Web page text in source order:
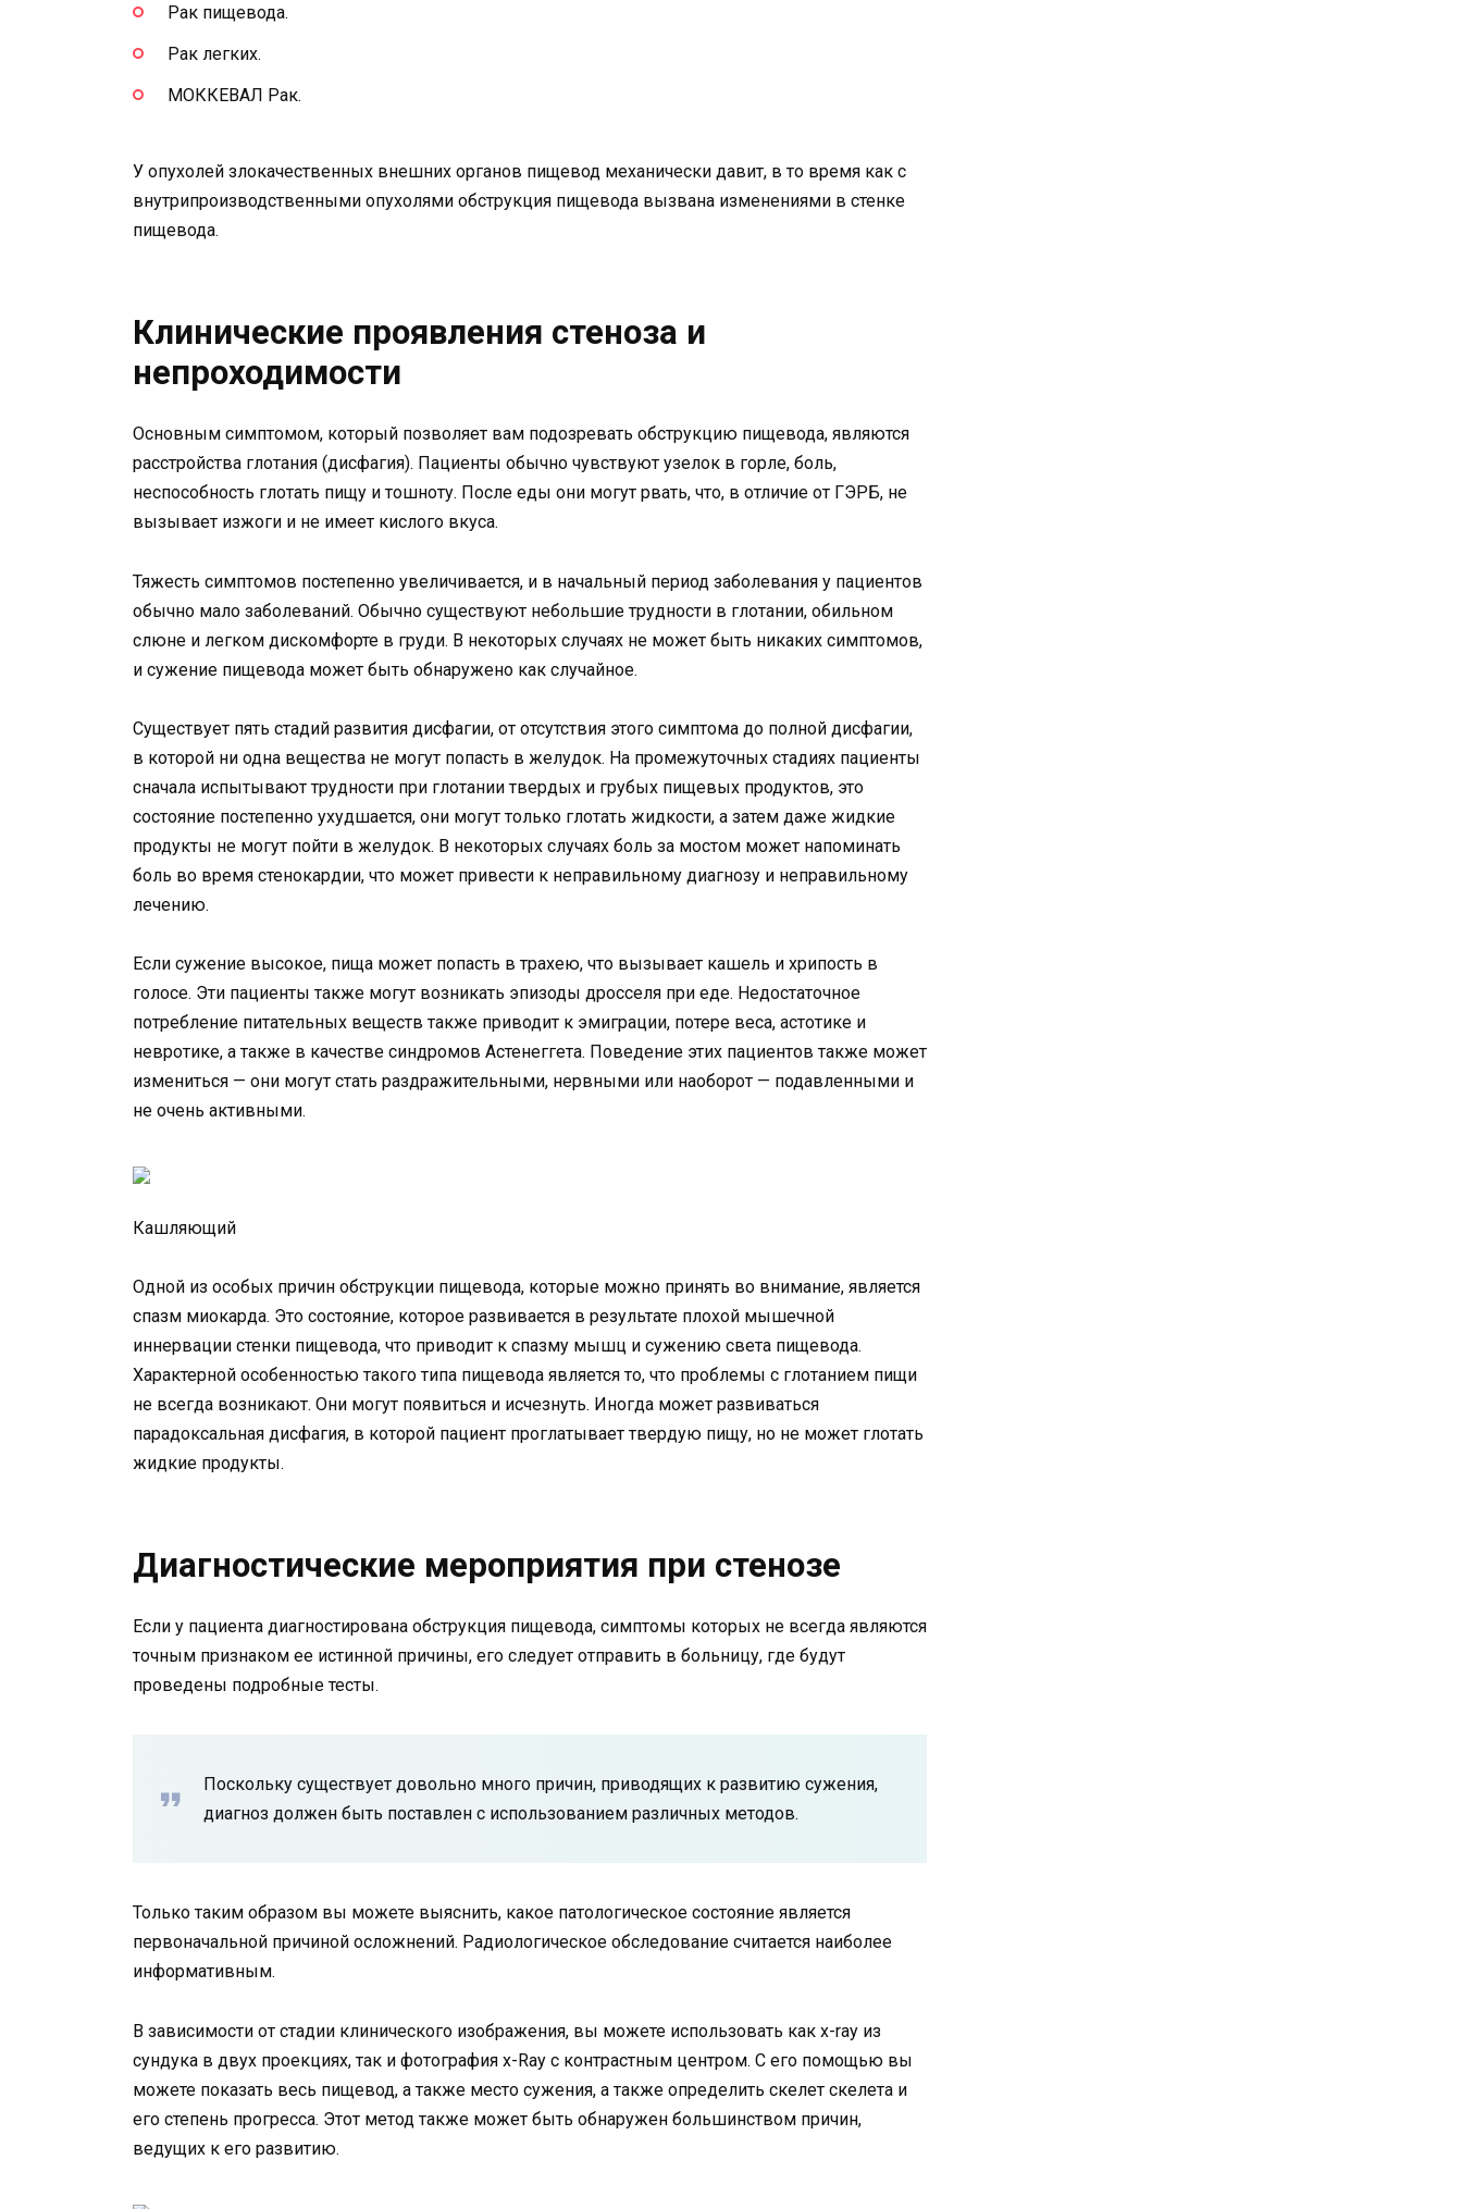
Рак пищевода.
Рак легких.
МОККЕВАЛ Рак.
У опухолей злокачественных внешних органов пищевод механически давит, в то время как с
внутрипроизводственными опухолями обструкция пищевода вызвана изменениями в стенке
пищевода.
Клинические проявления стеноза и
непроходимости
Основным симптомом, который позволяет вам подозревать обструкцию пищевода, являются
расстройства глотания (дисфагия). Пациенты обычно чувствуют узелок в горле, боль,
неспособность глотать пищу и тошноту. После еды они могут рвать, что, в отличие от ГЭРБ, не
вызывает изжоги и не имеет кислого вкуса.
Тяжесть симптомов постепенно увеличивается, и в начальный период заболевания у пациентов
обычно мало заболеваний. Обычно существуют небольшие трудности в глотании, обильном
слюне и легком дискомфорте в груди. В некоторых случаях не может быть никаких симптомов,
и сужение пищевода может быть обнаружено как случайное.
Существует пять стадий развития дисфагии, от отсутствия этого симптома до полной дисфагии,
в которой ни одна вещества не могут попасть в желудок. На промежуточных стадиях пациенты
сначала испытывают трудности при глотании твердых и грубых пищевых продуктов, это
состояние постепенно ухудшается, они могут только глотать жидкости, а затем даже жидкие
продукты не могут пойти в желудок. В некоторых случаях боль за мостом может напоминать
боль во время стенокардии, что может привести к неправильному диагнозу и неправильному
лечению.
Если сужение высокое, пища может попасть в трахею, что вызывает кашель и хрипость в
голосе. Эти пациенты также могут возникать эпизоды дросселя при еде. Недостаточное
потребление питательных веществ также приводит к эмиграции, потере веса, астотике и
невротике, а также в качестве синдромов Астенеггета. Поведение этих пациентов также может
измениться — они могут стать раздражительными, нервными или наоборот — подавленными и
не очень активными.
Кашляющий
Одной из особых причин обструкции пищевода, которые можно принять во внимание, является
спазм миокарда. Это состояние, которое развивается в результате плохой мышечной
иннервации стенки пищевода, что приводит к спазму мышц и сужению света пищевода.
Характерной особенностью такого типа пищевода является то, что проблемы с глотанием пищи
не всегда возникают. Они могут появиться и исчезнуть. Иногда может развиваться
парадоксальная дисфагия, в которой пациент проглатывает твердую пищу, но не может глотать
жидкие продукты.
Диагностические мероприятия при стенозе
Если у пациента диагностирована обструкция пищевода, симптомы которых не всегда являются
точным признаком ее истинной причины, его следует отправить в больницу, где будут
проведены подробные тесты.
Поскольку существует довольно много причин, приводящих к развитию сужения,
диагноз должен быть поставлен с использованием различных методов.
Только таким образом вы можете выяснить, какое патологическое состояние является
первоначальной причиной осложнений. Радиологическое обследование считается наиболее
информативным.
В зависимости от стадии клинического изображения, вы можете использовать как x-ray из
сундука в двух проекциях, так и фотография x-Ray с контрастным центром. С его помощью вы
можете показать весь пищевод, а также место сужения, а также определить скелет скелета и
его степень прогресса. Этот метод также может быть обнаружен большинством причин,
ведущих к его развитию.